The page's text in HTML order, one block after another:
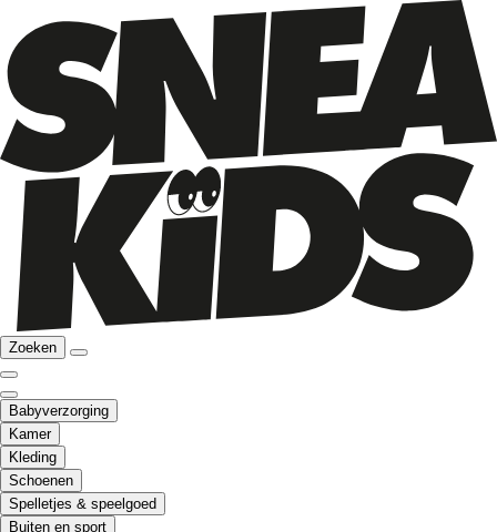
Zoeken
Babyverzorging
Kamer
Kleding
Schoenen
Spelletjes & speelgoed
Buiten en sport